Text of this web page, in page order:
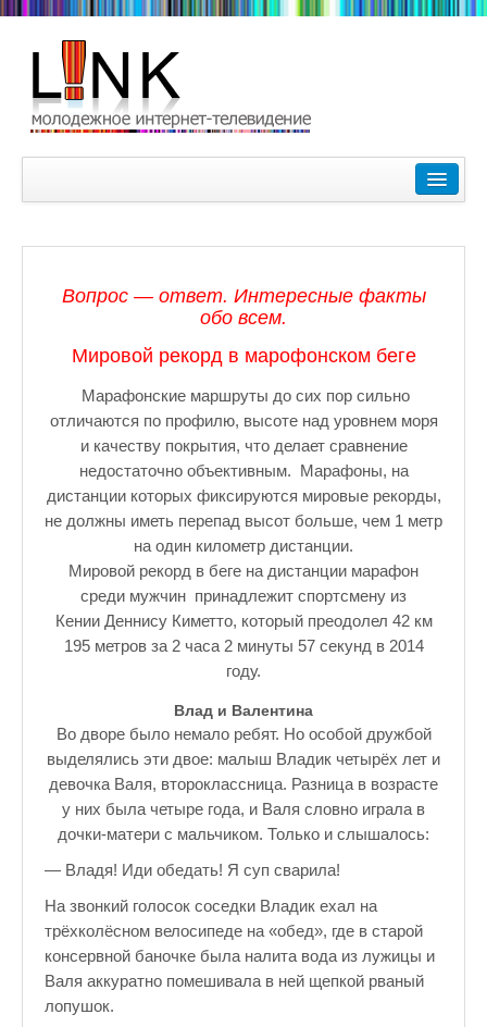
Зимние Олимпийские игры 2018. Заметки наших
Любимые фильмы Любимые актеры
Царское Село в Санкт-Петербурге
Секции настольного тенниса в Пушкинском районе
Прогулки по Царскому Селу. Весна.
Прогулки по Царскому Селу. Лето
Прогулки по Царскому Селу. Осень
Царскосельские Стихи
Александр Пушкин Стихи
Стихотворения лицеистов
Лучшие стихи Русских Классиков
♪♫Nostalgia melody★
♪♫Музыкальное ассорти★
Вопрос — ответ. Интересные факты
обо всем.
Мировой рекорд в марофонском беге
Марафонские маршруты до сих пор сильно
отличаются по профилю, высоте над уровнем моря
и качеству покрытия, что делает сравнение
недостаточно объективным. Марафоны, на
дистанции которых фиксируются мировые рекорды,
не должны иметь перепад высот больше, чем 1 метр
на один километр дистанции.
Мировой рекорд в беге на дистанции марафон
среди мужчин принадлежит спортсмену из
Кении Деннису Киметто, который преодолел 42 км
195 метров за 2 часа 2 минуты 57 секунд в 2014
году.
Влад и Валентина
Во дворе было немало ребят. Но особой дружбой
выделялись эти двое: малыш Владик четырёх лет и
девочка Валя, второклассница. Разница в возрасте
у них была четыре года, и Валя словно играла в
дочки-матери с мальчиком. Только и слышалось:
— Владя! Иди обедать! Я суп сварила!
На звонкий голосок соседки Владик ехал на
трёхколёсном велосипеде на «обед», где в старой
консервной баночке была налита вода из лужицы и
Валя аккуратно помешивала в ней щепкой рваный
лопушок.